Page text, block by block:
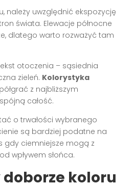
należy uwzględnić ekspozycję
świata. Elewacje północne
dlatego warto rozważyć tam
otoczenia – sąsiednia
zieleń. Kolorystyka
z najbliższym
całość.
o trwałości wybranego
są bardziej podatne na
gdy ciemniejsze mogą z
wpływem słońca.
doborze koloru